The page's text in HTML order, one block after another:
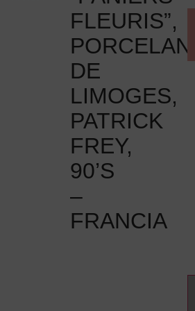
FLEURIS”,
PORCELANA
DE
LIMOGES,
PATRICK
FREY,
90’S
–
FRANCIA